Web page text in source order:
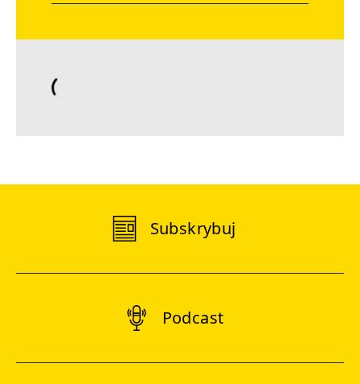
Subskrybuj
Podcast